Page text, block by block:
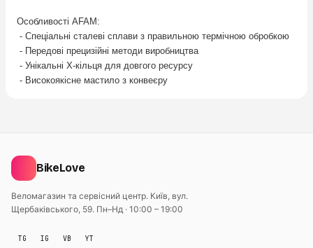
Особливості AFAM:
- Спеціальні сталеві сплави з правильною термічною обробкою
- Передові прецизійні методи виробництва
- Унікальні X-кільця для довгого ресурсу
- Високоякісне мастило з конвеєру
BikeLove
Веломагазин та сервісний центр. Київ, вул.
Щербаківського, 59. Пн–Нд · 10:00 – 19:00
TG IG VB YT